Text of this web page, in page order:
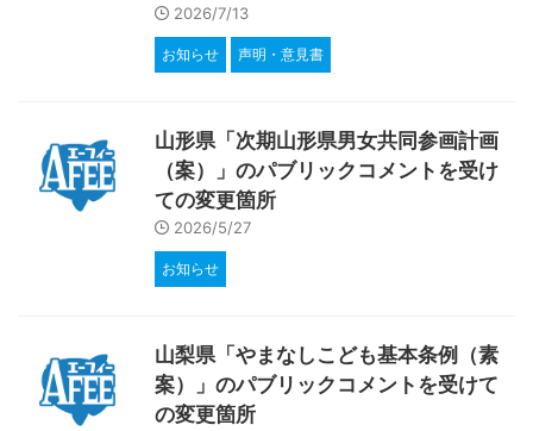
2026/7/13
お知らせ 声明・意見書
山形県「次期山形県男女共同参画計画
（案）」のパブリックコメントを受け
ての変更箇所
2026/5/27
お知らせ
山梨県「やまなしこども基本条例（素
案）」のパブリックコメントを受けて
の変更箇所